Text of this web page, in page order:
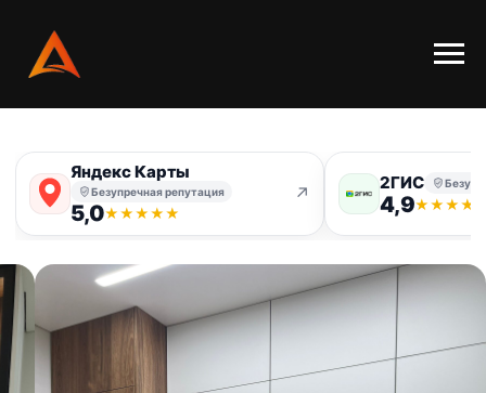
Яндекс Карты
Безупречная репутация
5,0★★★★★
↗
2ГИС
4,9★★★★